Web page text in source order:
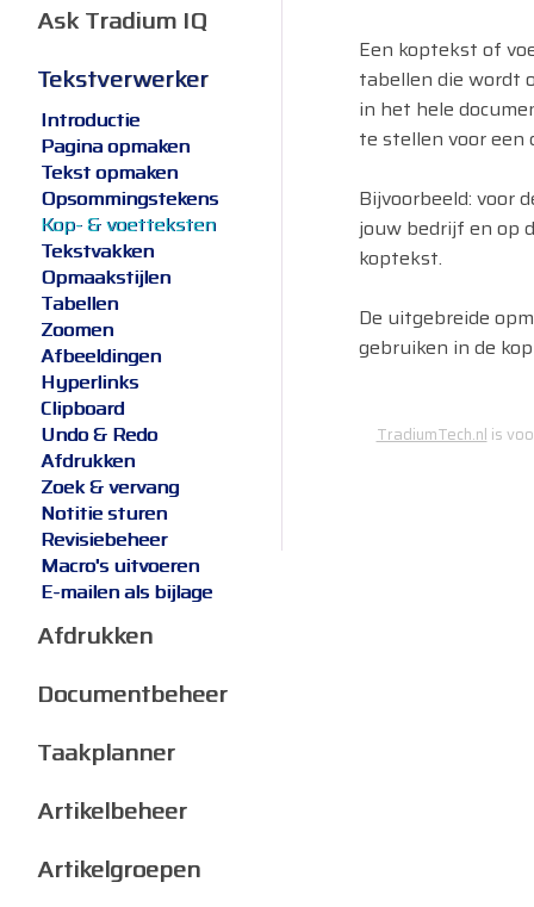
Een koptekst of
tabellen die wordt
in het hele
te stellen voor een
Bijvoorbeeld: voor
jouw bedrijf en op
koptekst.
De uitgebreide
gebruiken in de
TradiumTech.nl is
Ask Tradium IQ
Tekstverwerker
Introductie
Pagina opmaken
Tekst opmaken
Opsommingstekens
Kop- & voetteksten
Tekstvakken
Opmaakstijlen
Tabellen
Zoomen
Afbeeldingen
Hyperlinks
Clipboard
Undo & Redo
Afdrukken
Zoek & vervang
Notitie sturen
Revisiebeheer
Macro's uitvoeren
E-mailen als bijlage
Afdrukken
Documentbeheer
Taakplanner
Artikelbeheer
Artikelgroepen